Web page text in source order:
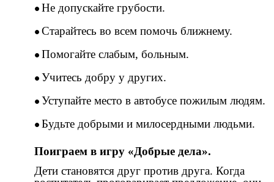
Не допускайте грубости.
Старайтесь во всем помочь ближнему.
Помогайте слабым, больным.
Учитесь добру у других.
Уступайте место в автобусе пожилым людям.
Будьте добрыми и милосердными людьми.
Поиграем в игру «Добрые дела».
Дети становятся друг против друга. Когда